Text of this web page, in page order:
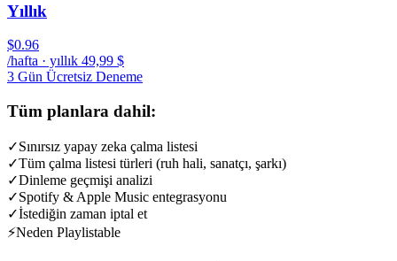
Yıllık
$0.96
/hafta · yıllık 49,99 $
3 Gün Ücretsiz Deneme
Tüm planlara dahil:
✓Sınırsız yapay zeka çalma listesi
✓Tüm çalma listesi türleri (ruh hali, sanatçı, şarkı)
✓Dinleme geçmişi analizi
✓Spotify & Apple Music entegrasyonu
✓İstediğin zaman iptal et
⚡Neden Playlistable